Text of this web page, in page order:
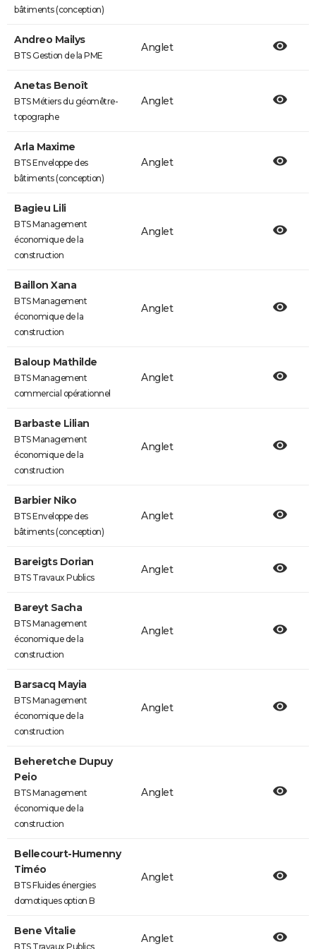
bâtiments (conception)
Andreo Mailys
BTS Gestion de la PME
Anglet
Anetas Benoît
BTS Métiers du géomêtre-
topographe
Anglet
Arla Maxime
BTS Enveloppe des
bâtiments (conception)
Anglet
Bagieu Lili
BTS Management
économique de la
construction
Anglet
Baillon Xana
BTS Management
économique de la
construction
Anglet
Baloup Mathilde
BTS Management
commercial opérationnel
Anglet
Barbaste Lilian
BTS Management
économique de la
construction
Anglet
Barbier Niko
BTS Enveloppe des
bâtiments (conception)
Anglet
Bareigts Dorian
BTS Travaux Publics
Anglet
Bareyt Sacha
BTS Management
économique de la
construction
Anglet
Barsacq Mayia
BTS Management
économique de la
construction
Anglet
Beheretche Dupuy
Peio
BTS Management
économique de la
construction
Anglet
Bellecourt-Humenny
Timéo
BTS Fluides énergies
domotiques option B
Anglet
Bene Vitalie
BTS Travaux Publics
Anglet